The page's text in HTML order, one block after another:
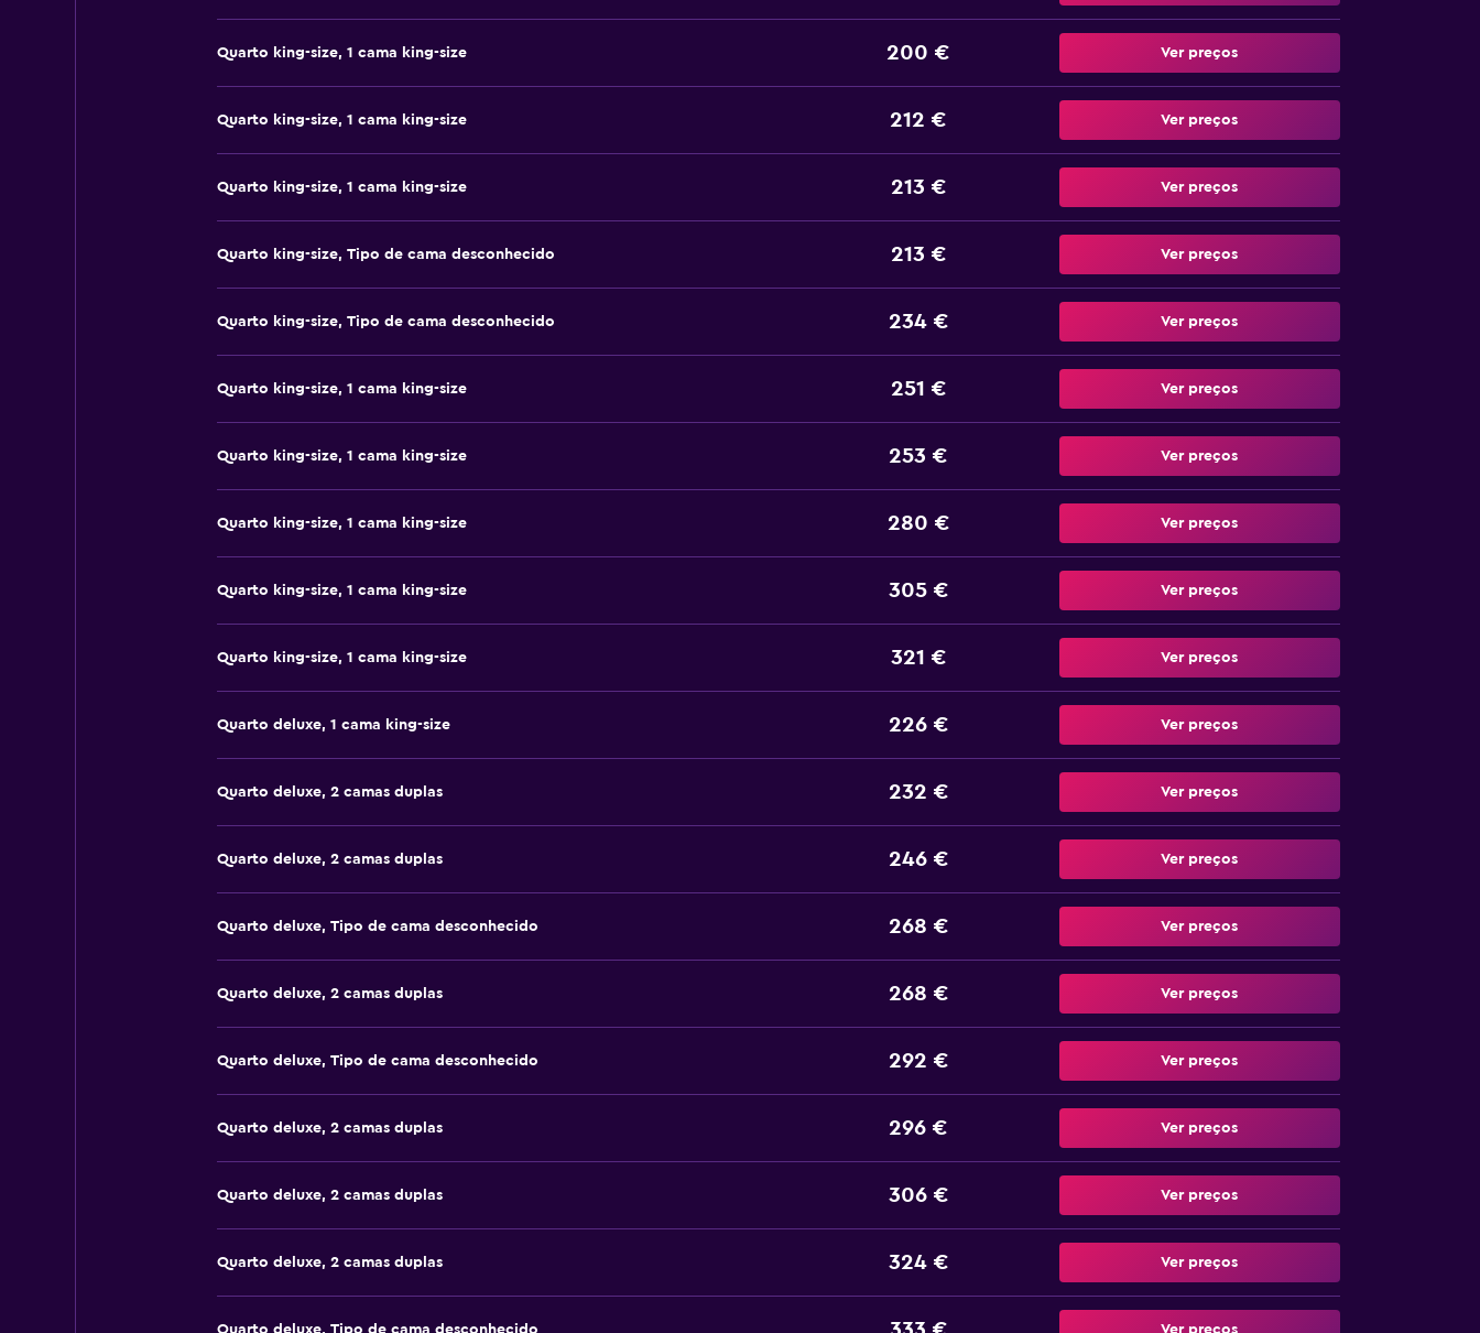
Quarto king-size, 1 cama king-size 200 € Ver preços
Quarto king-size, 1 cama king-size 212 € Ver preços
Quarto king-size, 1 cama king-size 213 € Ver preços
Quarto king-size, Tipo de cama desconhecido 213 € Ver preços
Quarto king-size, Tipo de cama desconhecido 234 € Ver preços
Quarto king-size, 1 cama king-size 251 € Ver preços
Quarto king-size, 1 cama king-size 253 € Ver preços
Quarto king-size, 1 cama king-size 280 € Ver preços
Quarto king-size, 1 cama king-size 305 € Ver preços
Quarto king-size, 1 cama king-size 321 € Ver preços
Quarto deluxe, 1 cama king-size 226 € Ver preços
Quarto deluxe, 2 camas duplas 232 € Ver preços
Quarto deluxe, 2 camas duplas 246 € Ver preços
Quarto deluxe, Tipo de cama desconhecido 268 € Ver preços
Quarto deluxe, 2 camas duplas 268 € Ver preços
Quarto deluxe, Tipo de cama desconhecido 292 € Ver preços
Quarto deluxe, 2 camas duplas 296 € Ver preços
Quarto deluxe, 2 camas duplas 306 € Ver preços
Quarto deluxe, 2 camas duplas 324 € Ver preços
Quarto deluxe, Tipo de cama desconhecido Ver preços